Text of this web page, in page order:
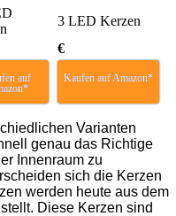
3 LED Kerzen
€
auf
Kaufen auf Amazon*
Varianten
genau das Richtige
Innenraum zu
sich die Kerzen
werden heute aus dem
Diese Kerzen sind